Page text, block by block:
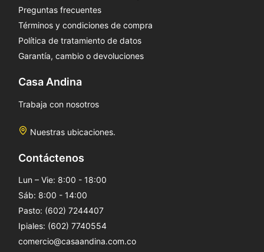
Preguntas frecuentes
Términos y condiciones de compra
Política de tratamiento de datos
Garantía, cambio o devoluciones
Casa Andina
Trabaja con nosotros
Nuestras ubicaciones.
Contáctenos
Lun – Vie: 8:00 - 18:00
Sáb: 8:00 - 14:00
Pasto: (602) 7244407
Ipiales: (602) 7740554
comercio@casaandina.com.co